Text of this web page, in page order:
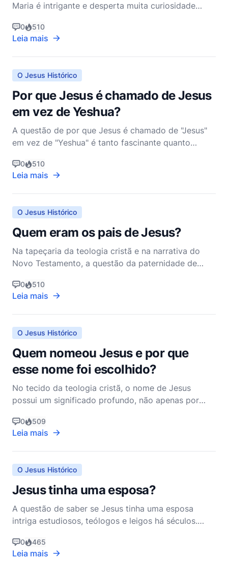
Maria é intrigante e desperta muita curiosidade
não fornece informações explícitas sobre a idade de
José na época de seu casamento com Maria.
Consequentemente, qualquer resposta a essa
pergunta deve s
0 510
Leia mais
O Jesus Histórico
Por que Jesus é chamado de Jesus
em vez de Yeshua?
A questão de por que Jesus é chamado de "Jesus"
em vez de "Yeshua" é tanto fascinante quanto
história e teologia. Para apreciar plenamente a
resposta, é preciso considerar a jornada da
linguagem e da cultura que se estendeu por
milênios, bem como as impl
0 510
Leia mais
O Jesus Histórico
Quem eram os pais de Jesus?
Na tapeçaria da teologia cristã e na narrativa do
Novo Testamento, a questão da paternidade de
temas de profecia, intervenção divina e obediência
humana. De acordo com os Evangelhos, os pais
terrenos de Jesus eram Maria e José, ambos
desempenhando p
0 510
Leia mais
O Jesus Histórico
Quem nomeou Jesus e por que
esse nome foi escolhido?
No tecido da teologia cristã, o nome de Jesus
possui um significado profundo, não apenas por
raízes históricas e propósito divino. A nomeação de
Jesus é um evento intrinsecamente entrelaçado na
narrativa de seu nascimento e carrega um peso de
signifi
0 509
Leia mais
O Jesus Histórico
Jesus tinha uma esposa?
A questão de saber se Jesus tinha uma esposa
intriga estudiosos, teólogos e leigos há séculos.
vida de Jesus Cristo é a pedra angular da fé cristã,
e qualquer nova informação sobre Sua vida pessoal
0 465
Leia mais